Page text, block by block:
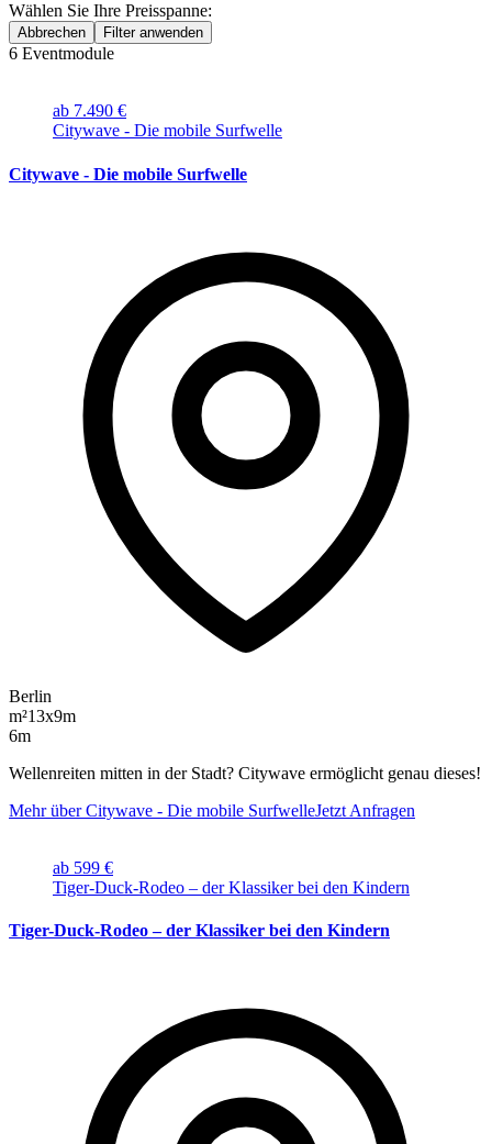
Wählen Sie Ihre Preisspanne:
Abbrechen Filter anwenden
6 Eventmodule
ab 7.490 €
Citywave - Die mobile Surfwelle
Citywave - Die mobile Surfwelle
Berlin
m²13x9m
6m
Wellenreiten mitten in der Stadt? Citywave ermöglicht genau dieses!
Mehr über Citywave - Die mobile SurfwelleJetzt Anfragen
ab 599 €
Tiger-Duck-Rodeo – der Klassiker bei den Kindern
Tiger-Duck-Rodeo – der Klassiker bei den Kindern